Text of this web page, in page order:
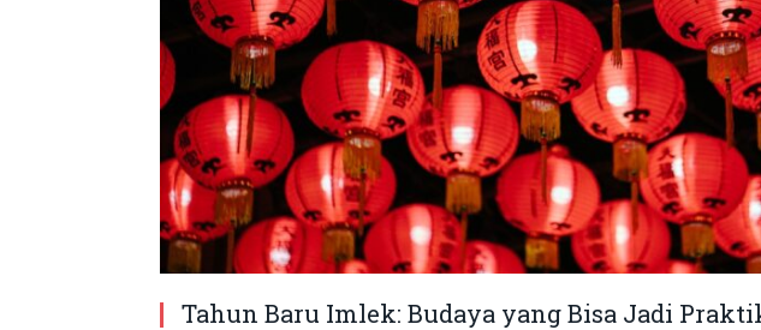
Tahun Baru Imlek: Budaya yang Bisa Jadi